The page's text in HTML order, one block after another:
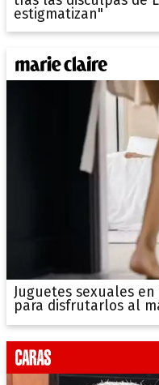
estigmatizan"
Juguetes sexuales
para disfrutarlos al